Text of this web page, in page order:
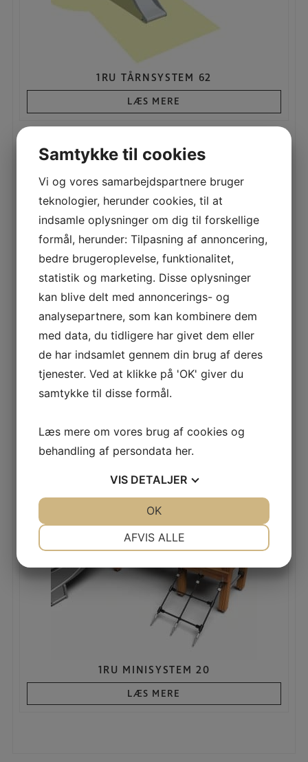
1RU TÅRNSYSTEM 62
LÆS MERE
1RU TÅRNSYSTEM 6B
LÆS MERE
1RU MINISYSTEM 20
LÆS MERE
Samtykke til cookies
Vi og vores samarbejdspartnere bruger
teknologier, herunder cookies, til at
indsamle oplysninger om dig til forskellige
formål, herunder: Tilpasning af annoncering,
bedre brugeroplevelse, funktionalitet,
statistik og marketing. Disse oplysninger
kan blive delt med annoncerings- og
analysepartnere, som kan kombinere dem
med data, du tidligere har givet dem eller
de har indsamlet gennem din brug af deres
tjenester. Ved at klikke på 'OK' giver du
samtykke til disse formål.
Læs mere om vores brug af cookies og
behandling af persondata her.
VIS DETALJER
MARKETING STATISTIK
AFVIS ALLE
OK